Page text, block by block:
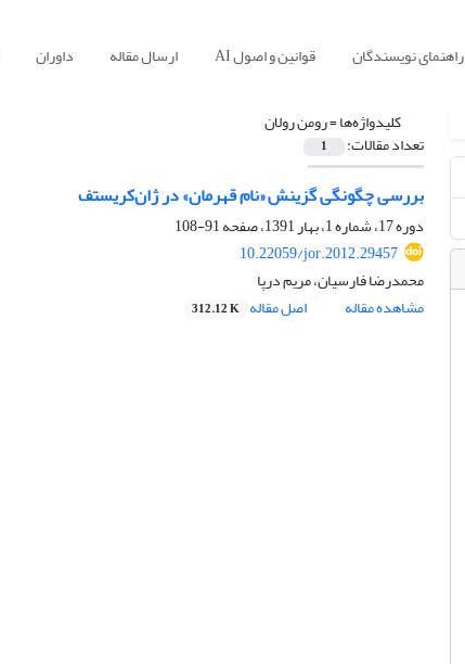
راهنمای نویسندگان قوانین و اصول AI ارسال مقاله داوران
کلیدواژه‌ها =رومن رولان
تعداد مقالات: 1
بررسی چگونگی گزینش «نام قهرمان» در ژان‌کریستف
دوره 17، شماره 1، بهار 1391، صفحه
91-108
10.22059/jor.2012.29457
محمدرضا فارسیان، مریم درپا
مشاهده مقاله
اصل مقاله 312.12 K